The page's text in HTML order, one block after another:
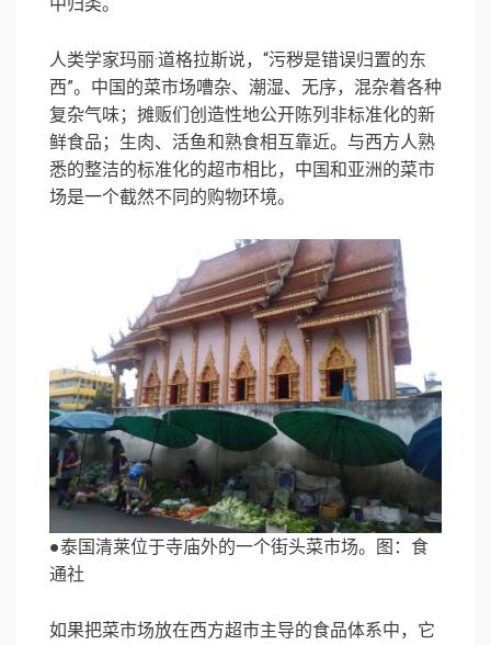
人类学家玛丽·道格拉斯说，“污秽是错误归置的东
西”。中国的菜市场嘈杂、潮湿、无序，混杂着各种
复杂气味；摊贩们创造性地公开陈列非标准化的新
鲜食品；生肉、活鱼和熟食相互靠近。与西方人熟
悉的整洁的标准化的超市相比，中国和亚洲的菜市
场是一个截然不同的购物环境。
●泰国清莱位于寺庙外的一个街头菜市场。图：食
通社
如果把菜市场放在西方超市主导的食品体系中，它